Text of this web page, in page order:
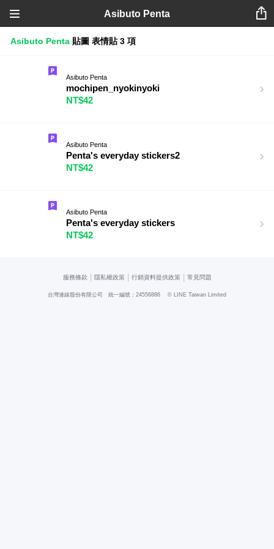
Asibuto Penta
Asibuto Penta 貼圖 表情貼 3 項
Asibuto Penta
mochipen_nyokinyoki
NT$42
Asibuto Penta
Penta's everyday stickers2
NT$42
Asibuto Penta
Penta's everyday stickers
NT$42
服務條款 隱私權政策 行銷資料提供政策 常見問題
台灣連線股份有限公司 統一編號：24556886 © LINE Taiwan Limited